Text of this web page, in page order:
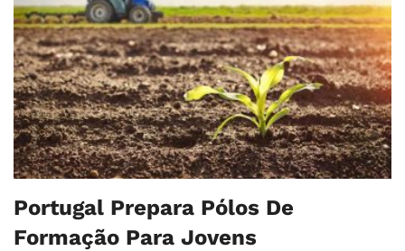
Portugal Prepara Pólos De
Formação Para Jovens